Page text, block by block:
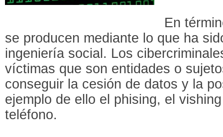
En
se producen mediante lo que ha
ingeniería social. Los
víctimas que son entidades o
conseguir la cesión de datos y la
ejemplo de ello el phising, el
teléfono.